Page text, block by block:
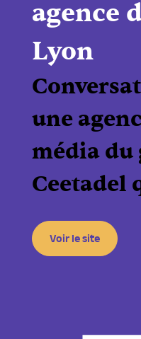
agence
Lyon
une
média du
Ceetadel
Voir le site